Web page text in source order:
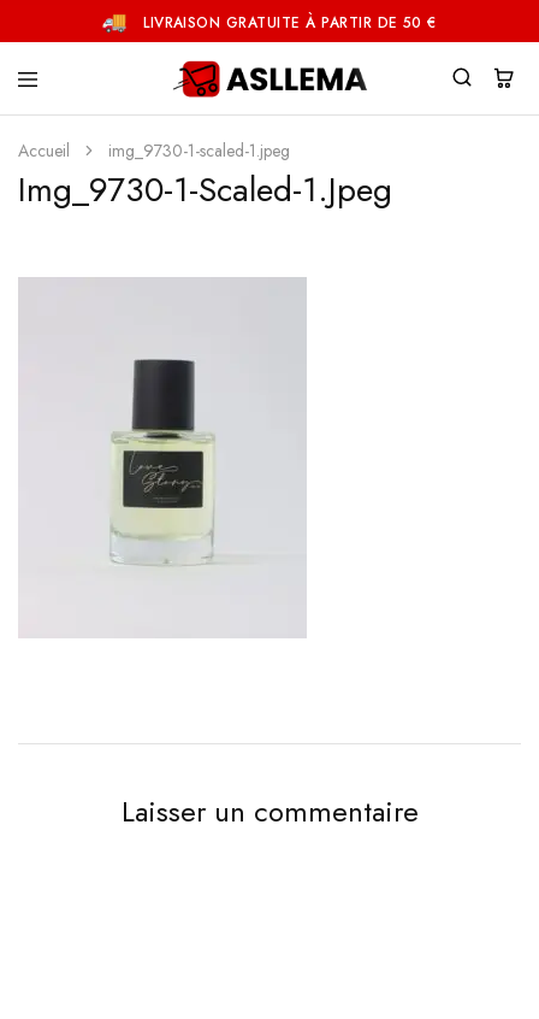
LIVRAISON GRATUITE À PARTIR DE 50 €
Accueil img_9730-1-scaled-1.jpeg
Img_9730-1-Scaled-1.jpeg
Laisser un commentaire